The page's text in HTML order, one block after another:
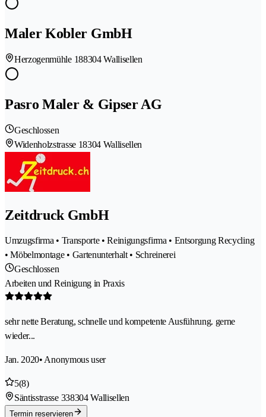
Maler Kobler GmbH
Herzogenmühle 188304 Wallisellen
Pasro Maler & Gipser AG
Geschlossen
Widenholzstrasse 18304 Wallisellen
Zeitdruck GmbH
Umzugsfirma • Transporte • Reinigungsfirma • Entsorgung Recycling
• Möbelmontage • Gartenunterhalt • Schreinerei
Geschlossen
Arbeiten und Reinigung in Praxis
sehr nette Beratung, schnelle und kompetente Ausführung. gerne
wieder...
Jan. 2020• Anonymous user
5(8)
Säntisstrasse 338304 Wallisellen
Termin reservieren